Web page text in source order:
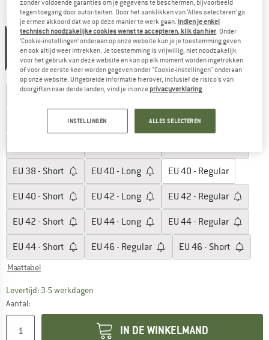
Kleur:Black
-25%
Kies een maat:
32 - Regular EU 34 - Long EU34 - Regular
EU36 - Long EU36 - Regular
EU 38 - Short EU 40 - Long EU 40 - Regular
EU 40 - Short EU 42 - Long EU 42 - Regular
EU 42 - Short EU 44 - Long EU 44 - Regular
EU 44 - Short EU 46 - Regular EU 46 - Short
Maattabel
Levertijd: 3-5 werkdagen
Aantal:
IN DE WINKELMAND
zonder voldoende garanties om je gegevens te beschermen, bijvoorbeeld
tegen toegang door autoriteiten. Door het aanklikken van ‘Alles selecteren’ ga
je ermee akkoord dat we op deze manier te werk gaan. Indien je enkel
technisch noodzakelijke cookies wenst te accepteren, klik dan hier. Onder
‘Cookie-instellingen’ onderaan op onze website kun je je toestemming geven
en ook altijd weer intrekken. Je toestemming is vrijwillig, niet noodzakelijk
voor het gebruik van deze website en kan op elk moment worden ingetrokken
of voor de eerste keer worden gegeven onder "Cookie-instellingen" onderaan
op onze website. Uitgebreide informatie hierover, inclusief de risico's van
doorgiften naar derde landen, vind je in onze privacyverklaring.
INSTELLINGEN ALLES SELECTEREN